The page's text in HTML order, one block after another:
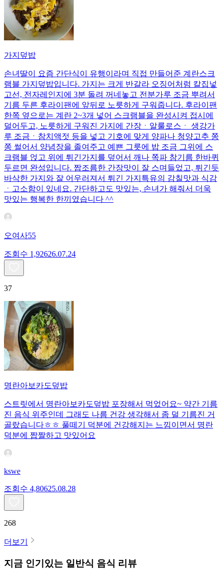
가지덮밥
손녀딸이 요즘 간단식이 유행이라며 직접 만들어준 계란스크
램블 가지덮밥입니다. 가지는 크게 반갈라 오징어처럼 칼집넣
고선, 전자레인지에 3분 돌려 꺼네놓고 전분가루 조금 뿌려서
기름 두른 후라이팬에 앞뒤로 노릇하게 구워줍니다. 후라이팬
한쪽 옆으로는 계란 2~3개 넣어 스크램블을 완성시켜 접시에
덜어두고, 노릇하게 구워진 가지에 간장ㆍ알룰로스ㆍ 생강가
루 조금ㆍ참치액젓 등을 넣고 기호에 맞게 양파나 청양고추 쫑
쫑 썰어서 양념장을 졸여주고 예쁜 그릇에 밥 조금 그위에 스
크램블 얹고 위에 튀긴가지를 덮어서 깨나 쪽파 참기름 한바퀴
두르면 완성입니다. 짭조름한 간장맛이 잘 스며들었고, 튀긴듯
바삭한 가지와 잘 어우러져서 튀긴 가지특유의 감칠맛과 식감
ㆍ고소함이 있네요. 간단하고도 맛있는, 손녀가 해줘서 더욱
맛있는 행복한 한끼였습니다 ^^
오여사55
조회수 1,92626.07.24
37
명란아보카도덮밥
스트릿에서 명란아보카도덮밥 포장해서 먹었어요~ 약간 기름
진 음식 위주인데 그래도 나름 건강 생각해서 좀 덜 기름진 거
골랐습니다ㅎㅎ 풀떼기 덕분에 건강해지는 느낌이면서 명란
덕분에 짭짤하고 맛있어요
kswe
조회수 4,80625.08.28
268
더보기
지금 인기있는 일반식 음식 리뷰